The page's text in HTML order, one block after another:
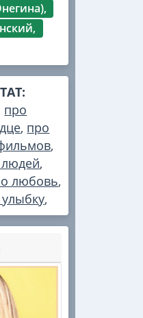
про
, про
,
,
любовь,
,